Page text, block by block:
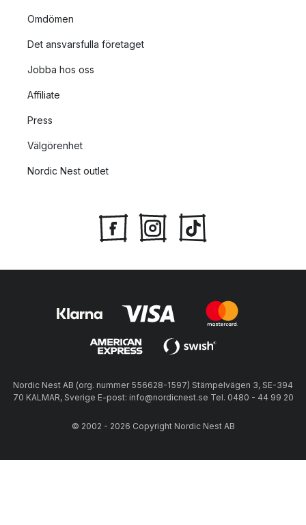
Omdömen
Det ansvarsfulla företaget
Jobba hos oss
Affiliate
Press
Välgörenhet
Nordic Nest outlet
Nordic Nest AB (org. nummer 556628-1597) Stämpelvägen 3, SE-394
70 KALMAR, Sverige E-post: info@nordicnest.se Tel. 0480 - 44 99 20
© 2002 - 2026 Copyright Nordic Nest AB